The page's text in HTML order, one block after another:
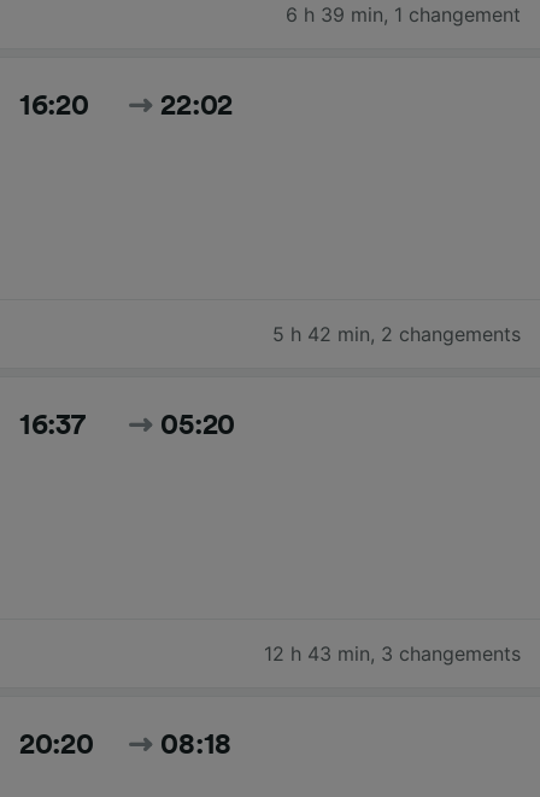
6 h 39 min, 1 changement
16:20 22:02
5 h 42 min, 2 changements
16:37 05:20
12 h 43 min, 3 changements
20:20 08:18